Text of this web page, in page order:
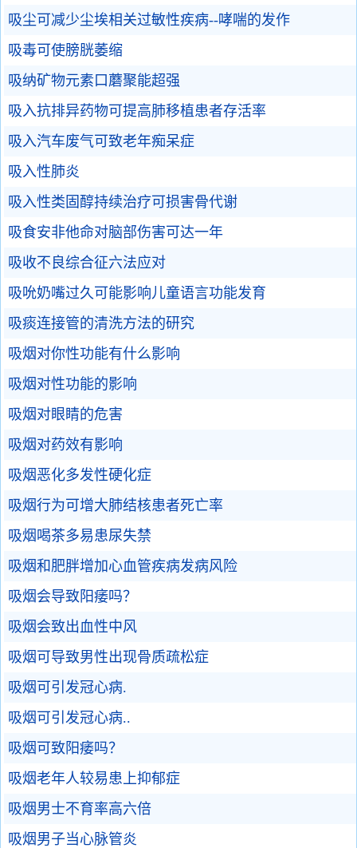
吸尘可减少尘埃相关过敏性疾病--哮喘的发作
吸毒可使膀胱萎缩
吸纳矿物元素口蘑聚能超强
吸入抗排异药物可提高肺移植患者存活率
吸入汽车废气可致老年痴呆症
吸入性肺炎
吸入性类固醇持续治疗可损害骨代谢
吸食安非他命对脑部伤害可达一年
吸收不良综合征六法应对
吸吮奶嘴过久可能影响儿童语言功能发育
吸痰连接管的清洗方法的研究
吸烟对你性功能有什么影响
吸烟对性功能的影响
吸烟对眼睛的危害
吸烟对药效有影响
吸烟恶化多发性硬化症
吸烟行为可增大肺结核患者死亡率
吸烟喝茶多易患尿失禁
吸烟和肥胖增加心血管疾病发病风险
吸烟会导致阳痿吗？
吸烟会致出血性中风
吸烟可导致男性出现骨质疏松症
吸烟可引发冠心病.
吸烟可引发冠心病..
吸烟可致阳痿吗？
吸烟老年人较易患上抑郁症
吸烟男士不育率高六倍
吸烟男子当心脉管炎